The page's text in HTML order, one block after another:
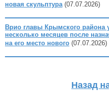
новая скульптура (07.07.2026)
Врио главы Крымского района
несколько месяцев после
на его место нового (07.07.2026)
Назад